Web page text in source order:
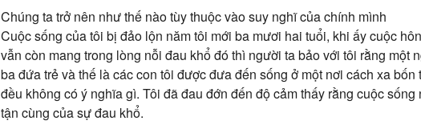
Chúng ta trở nên như thế nào tùy thuộc vào suy nghĩ của chính mình
Cuộc sống của tôi bị đảo lộn năm tôi mới ba mươi hai tuổi, khi ấy cuộc
vẫn còn mang trong lòng nỗi đau khổ đó thì người ta bảo với tôi rằng một
ba đứa trẻ và thế là các con tôi được đưa đến sống ở một nơi cách xa
đều không có ý nghĩa gì. Tôi đã đau đớn đến độ cảm thấy rằng cuộc
tận cùng của sự đau khổ.